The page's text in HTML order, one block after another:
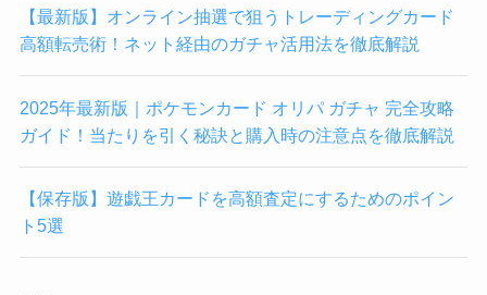
【最新版】オンライン抽選で狙うトレーディングカード
高額転売術！ネット経由のガチャ活用法を徹底解説
2025年最新版｜ポケモンカード オリパ ガチャ 完全攻略
ガイド！当たりを引く秘訣と購入時の注意点を徹底解説
【保存版】遊戯王カードを高額査定にするためのポイン
ト5選